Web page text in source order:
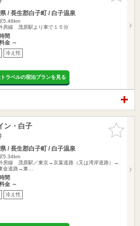
/ 長生郡白子町 / 白子温泉
5.46km
房線 茂原駅より車で１５分
間
金 ～
冷え性
ラベルの宿泊プランを見る
お気に入
りに追加
ン・白子
/ 長生郡白子町 / 白子温泉
5.34km
外房線 茂原駅／東京→京葉道路（又は湾岸道路）→
金道路→東…
間
金 ～
冷え性